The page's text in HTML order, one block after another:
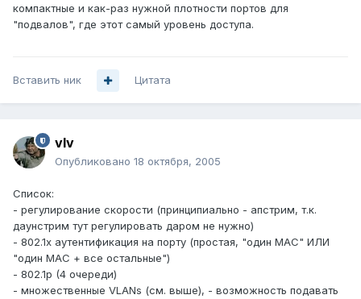
компактные и как-раз нужной плотности портов для
"подвалов", где этот самый уровень доступа.
Вставить ник Цитата
vIv
Опубликовано 18 октября, 2005
Список:
- регулирование скорости (принципиально - апстрим, т.к.
даунстрим тут регулировать даром не нужно)
- 802.1x аутентификация на порту (простая, "один МАС" ИЛИ
"один МАС + все остальные")
- 802.1p (4 очереди)
- множественные VLANs (см. выше), - возможность подавать